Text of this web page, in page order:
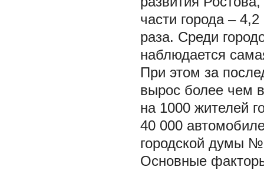
части города –
раза. Среди
наблюдается
При этом за
вырос более чем
на 1000 жителей
40 000
городской думы
Основные